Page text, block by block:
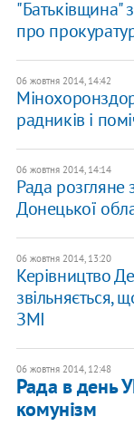
"Батьківщина"
про
06 жовтня 2014, 14:42
радників і
06 жовтня 2014, 14:14
Рада розгляне
Донецької
06 жовтня 2014, 13:20
Керівництво
звільняється,
ЗМІ
06 жовтня 2014, 12:48
Рада в день
комунізм